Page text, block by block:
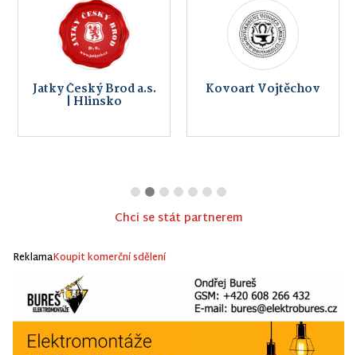
Jatky Český Brod a.s.
| Hlinsko
Kovoart Vojtěchov
Chci se stát partnerem
ReklamaKoupit komerční sdělení